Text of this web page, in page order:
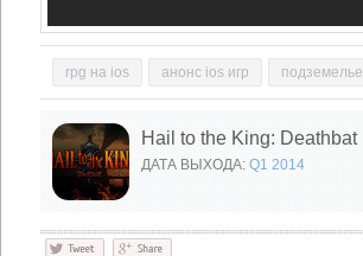
rpg на ios анонс ios игр подземелье
Hail to the King: Deathbat
ДАТА ВЫХОДА: Q1 2014